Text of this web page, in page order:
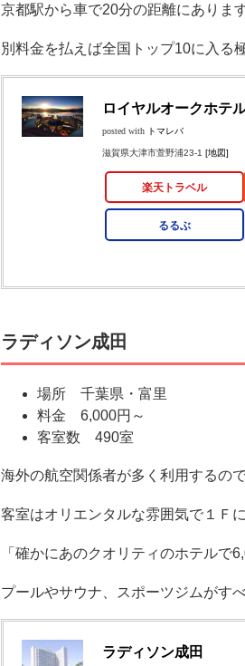
京都駅から車で20分の距離にありま
別料金を払えば全国トップ10に入る
ロイヤルオークホテ
posted with トマレバ
滋賀県大津市萱野浦23-1 [地図]
楽天トラベル
るるぶ
ラディソン成田
場所 千葉県・富里
料金 6,000円～
客室数 490室
海外の航空関係者が多く利用するの
客室はオリエンタルな雰囲気で１Ｆ
「確かにあのクオリティのホテルで
プールやサウナ、スポーツジムがす
ラディソン成田